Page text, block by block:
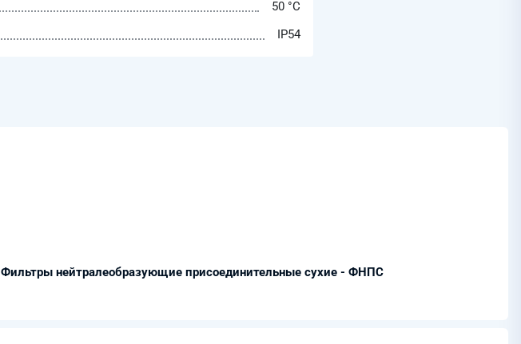
50 °C
IP54
Фильтры нейтралеобразующие присоединительные сухие - ФНПС